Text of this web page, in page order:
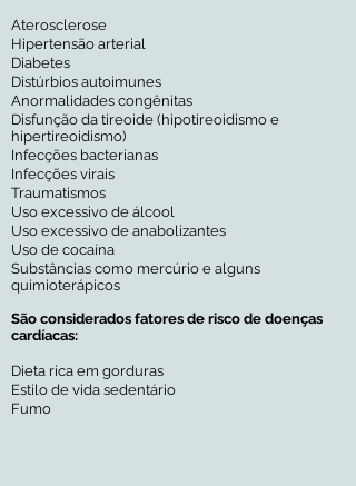
Aterosclerose
Hipertensão arterial
Diabetes
Distúrbios autoimunes
Anormalidades congênitas
Disfunção da tireoide (hipotireoidismo e
hipertireoidismo)
Infecções bacterianas
Infecções virais
Traumatismos
Uso excessivo de álcool
Uso excessivo de anabolizantes
Uso de cocaína
Substâncias como mercúrio e alguns
quimioterápicos
São considerados fatores de risco de doenças
cardíacas:
Dieta rica em gorduras
Estilo de vida sedentário
Fumo